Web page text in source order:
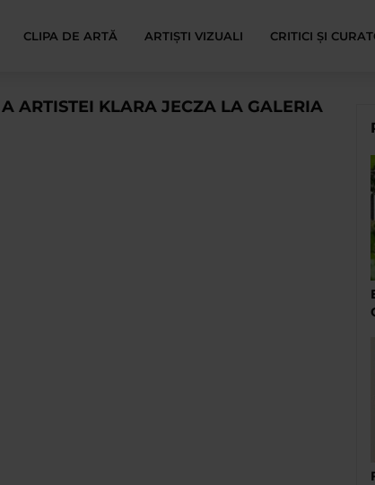
CLIPA DE ARTĂ ARTIȘTI VIZUALI CRITICI ȘI
ARTISTEI KLARA JECZA LA GALERIA